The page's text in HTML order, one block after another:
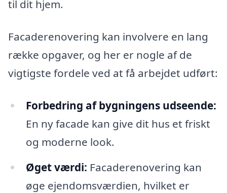
til dit hjem.
Facaderenovering kan involvere en lang
række opgaver, og her er nogle af de
vigtigste fordele ved at få arbejdet udført:
Forbedring af bygningens udseende:
En ny facade kan give dit hus et friskt
og moderne look.
Øget værdi: Facaderenovering kan
øge ejendomsværdien, hvilket er